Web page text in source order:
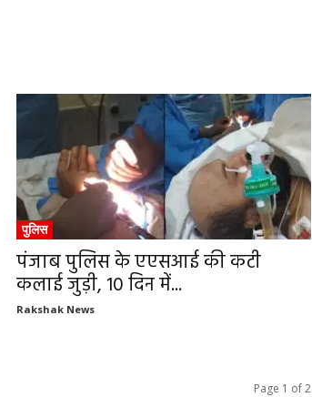
पुलिस
पंजाब पुलिस के एएसआई की कटी
कलाई जुड़ी, 10 दिन में...
Rakshak News
Page 1 of 2